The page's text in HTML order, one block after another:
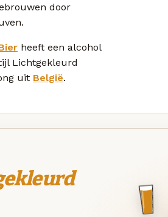
door
heeft een alcohol
Lichtgekleurd
uit België.